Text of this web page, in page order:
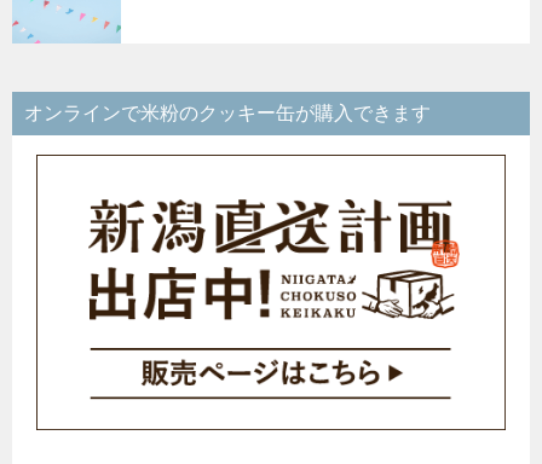
オンラインで米粉のクッキー缶が購入できます